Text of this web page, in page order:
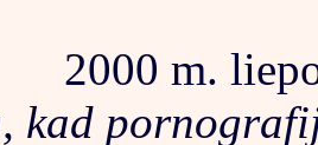
2000 m.
kad